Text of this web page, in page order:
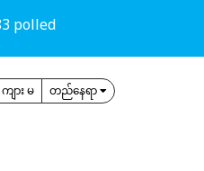
polled
ကျား မ တည်နေရာ